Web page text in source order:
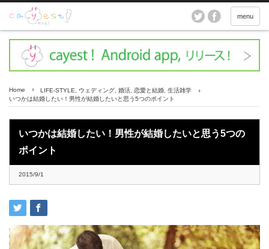
menu
Home LIFE-STYLE ウェディング 婚活 恋愛と結婚 生活雑学
いつかは結婚したい！男性が結婚したいと思う5つのポイント
いつかは結婚したい！男性が結婚したいと思う5つの
ポイント
2015/9/1